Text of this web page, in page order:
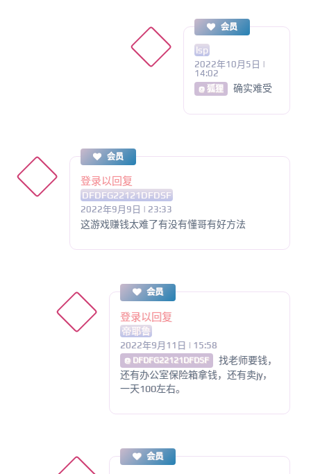
会员
lsp
2022年10月5日 |
14:02
@ 狐狸 确实难受
会员
登录以回复
DFDFG22121DFDSF
2022年9月9日 | 23:33
这游戏赚钱太难了有没有懂哥有好方法
会员
登录以回复
帝耶鲁
2022年9月11日 | 15:58
@ DFDFG22121DFDSF
找老师要钱，
还有办公室保险箱拿钱，还有卖jy，
一天100左右。
会员